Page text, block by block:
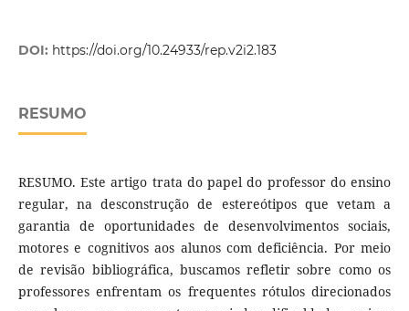
DOI: https://doi.org/10.24933/rep.v2i2.183
RESUMO
RESUMO. Este artigo trata do papel do professor do ensino
regular, na desconstrução de estereótipos que vetam a
garantia de oportunidades de desenvolvimentos sociais,
motores e cognitivos aos alunos com deficiência. Por meio
de revisão bibliográfica, buscamos refletir sobre como os
professores enfrentam os frequentes rótulos direcionados